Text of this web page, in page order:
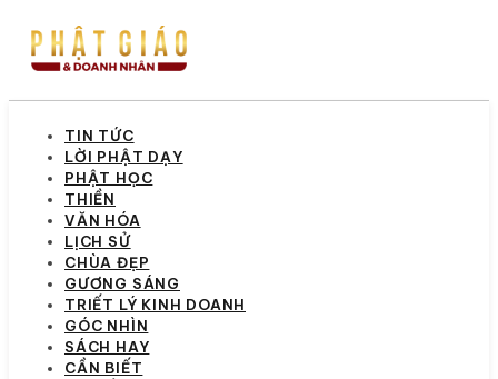
TIN TỨC
LỜI PHẬT DẠY
PHẬT HỌC
THIỀN
VĂN HÓA
LỊCH SỬ
CHÙA ĐẸP
GƯƠNG SÁNG
TRIẾT LÝ KINH DOANH
GÓC NHÌN
SÁCH HAY
CẦN BIẾT